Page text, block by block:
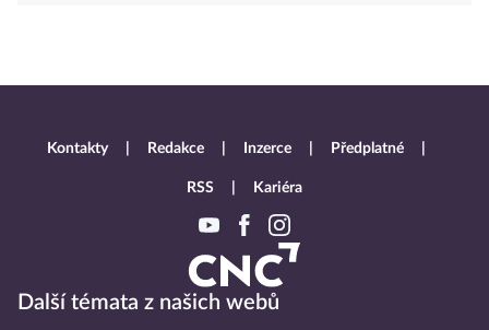
Další témata z našich webů
Kontakty Redakce Inzerce Předplatné
RSS Kariéra